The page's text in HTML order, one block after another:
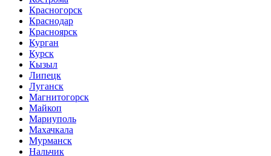
Красногорск
Краснодар
Красноярск
Курган
Курск
Кызыл
Липецк
Луганск
Магнитогорск
Майкоп
Мариуполь
Махачкала
Мурманск
Нальчик